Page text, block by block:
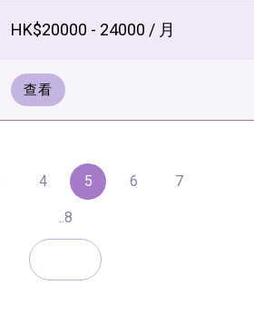
HK$20000 - 24000 / 月
查看
4 5 6 7
..8